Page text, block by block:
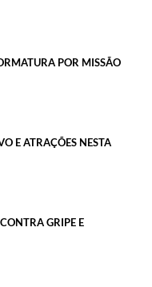
POR MISSÃO
E ATRAÇÕES NESTA
GRIPE E